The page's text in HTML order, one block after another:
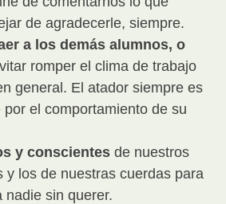
de agradecerle, siempre.
a los demás alumnos, o
romper el clima de trabajo
general. El atador siempre es
por el comportamiento de su
y conscientes de nuestros
y los de nuestras cuerdas para
nadie sin querer.